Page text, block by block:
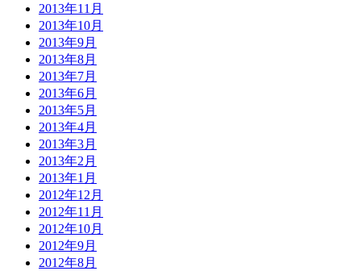
2013年11月
2013年10月
2013年9月
2013年8月
2013年7月
2013年6月
2013年5月
2013年4月
2013年3月
2013年2月
2013年1月
2012年12月
2012年11月
2012年10月
2012年9月
2012年8月